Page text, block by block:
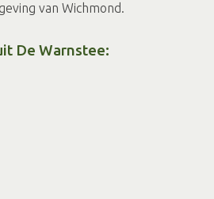
van Wichmond.
De Warnstee:
app